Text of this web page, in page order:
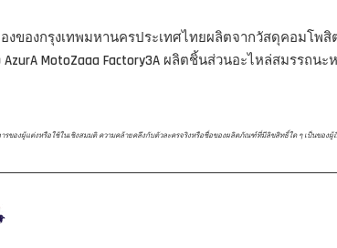
องของกรุงเทพมหานครประเทศไทยผลิตจากวัสดุคอม
AzurA MotoZaaa Factory3A ผลิตชิ้นส่วนอะไหล่สมรรถนะ
รของผู้แต่งหรือใช้ในเชิงสมมติ ความคล้ายคลึงกับตัวละครจริงหรือชื่อของผลิตภัณฑ์ที่มีลิขสิทธิ์ใด ๆ เป็นของ